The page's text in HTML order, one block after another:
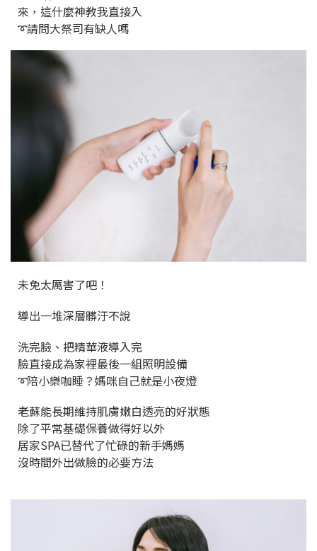
來，這什麼神教我直接入
➰請問大祭司有缺人嗎
未免太厲害了吧！
導出一堆深層髒汙不說
洗完臉、把精華液導入完
臉直接成為家裡最後一組照明設備
➰陪小樂咖睡？媽咪自己就是小夜燈
老蘇能長期維持肌膚嫩白透亮的好狀態
除了平常基礎保養做得好以外
居家SPA已替代了忙碌的新手媽媽
沒時間外出做臉的必要方法